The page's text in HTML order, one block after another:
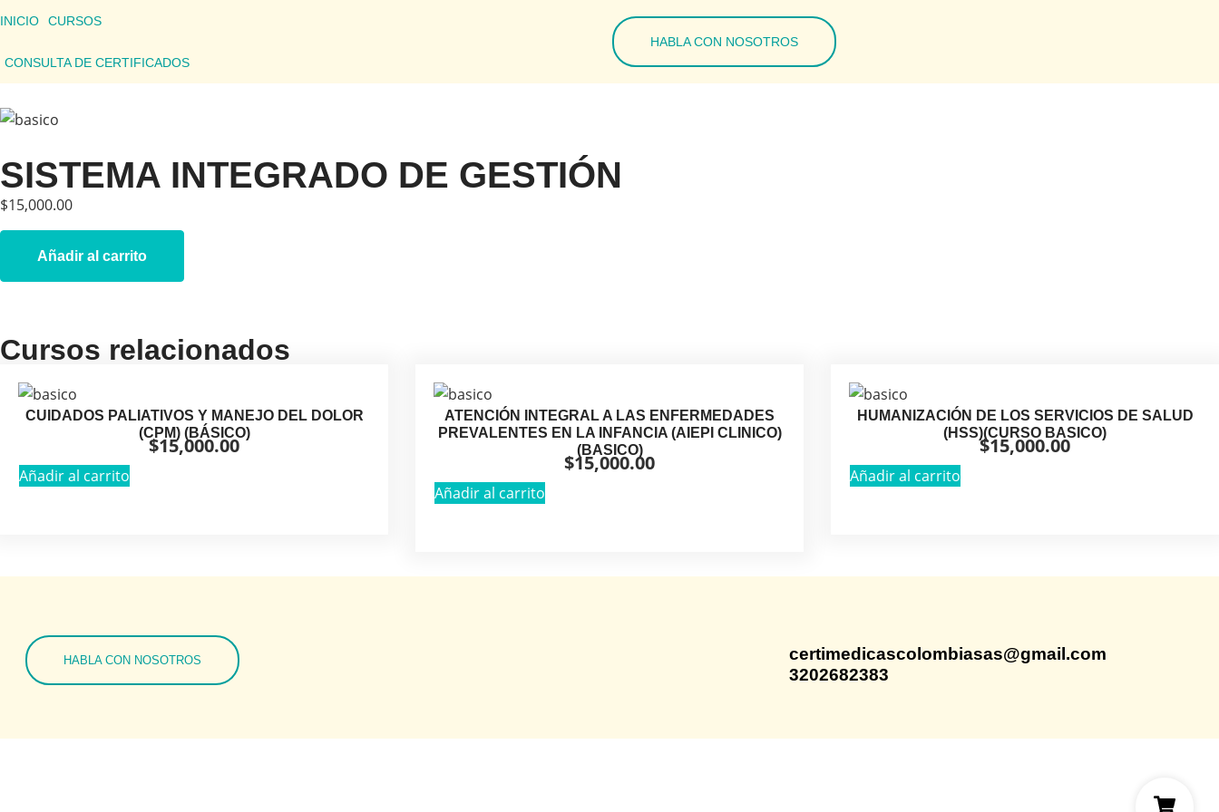
INICIO CURSOS
CONSULTA DE CERTIFICADOS
HABLA CON NOSOTROS
SISTEMA INTEGRADO DE GESTIÓN
$15,000.00
Añadir al carrito
Cursos relacionados
CUIDADOS PALIATIVOS Y MANEJO DEL DOLOR
(CPM) (BÁSICO)
$15,000.00
Añadir al carrito
ATENCIÓN INTEGRAL A LAS ENFERMEDADES
PREVALENTES EN LA INFANCIA (AIEPI CLINICO)
(BASICO)
$15,000.00
Añadir al carrito
HUMANIZACIÓN DE LOS SERVICIOS DE SALUD
(HSS)(CURSO BASICO)
$15,000.00
Añadir al carrito
HABLA CON NOSOTROS
certimedicascolombiasas@gmail.com
3202682383